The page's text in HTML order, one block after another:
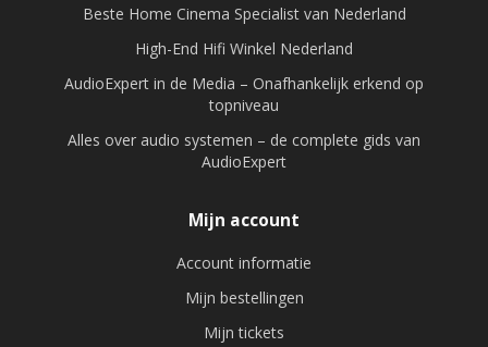
Beste Home Cinema Specialist van Nederland
High-End Hifi Winkel Nederland
AudioExpert in de Media – Onafhankelijk erkend op
topniveau
Alles over audio systemen – de complete gids van
AudioExpert
Mijn account
Account informatie
Mijn bestellingen
Mijn tickets